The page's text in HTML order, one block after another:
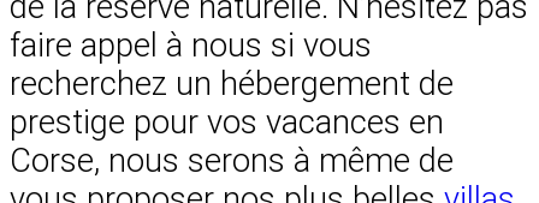
faire appel à nous si vous
recherchez un hébergement de
prestige pour vos vacances en
Corse, nous serons à même de